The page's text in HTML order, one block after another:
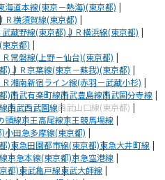
海道本線(東京－熱海)(東京都)
Ｒ横須賀線(東京都)
武蔵野線(東京都)ＪＲ横浜線(東京都)
京都)
Ｒ常磐線(上野－仙台)(東京都)
)ＪＲ京葉線(東京－蘇我)(東京都)
Ｒ湘南新宿ライン線(赤羽－武蔵小杉)
)西武有楽町線西武豊島線西武国分寺線
西武西武園線西武山口線(東京都)
頭線京王高尾線京王競馬場線
小田急多摩線(東京都)
)東急田園都市線(東京都)東急大井町線
京急本線(東京都)京急空港線
都)東武亀戸線東武大師線